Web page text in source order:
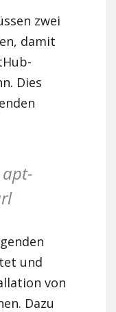
zwei
damit
Dies
und
von
Dazu